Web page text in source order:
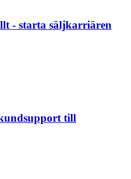
- starta säljkarriären
till